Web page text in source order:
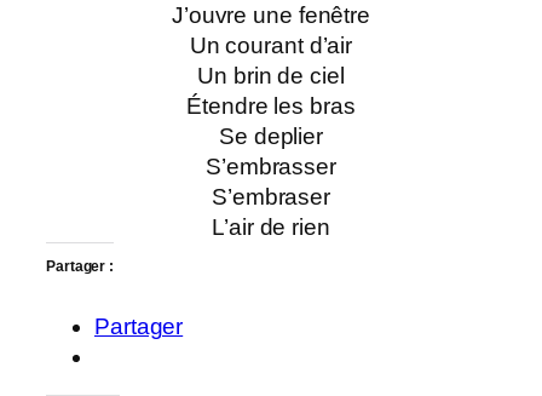
J’ouvre une fenêtre
Un courant d’air
Un brin de ciel
Étendre les bras
Se deplier
S’embrasser
S’embraser
L’air de rien
Partager :
Partager